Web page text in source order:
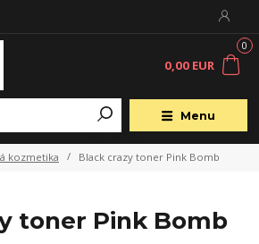
Menu
0
0,00 EUR
kozmetika Black crazy toner Pink Bomb
toner Pink Bomb